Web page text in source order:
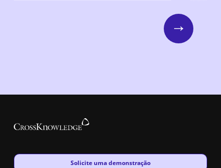
Next
New window
Solicite uma demonstração